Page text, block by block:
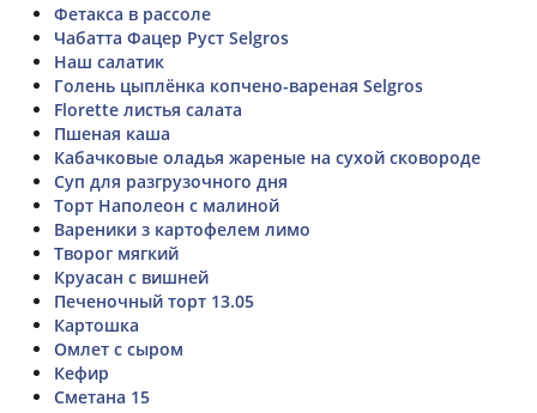
Фетакса в рассоле
Чабатта Фацер Руст Selgros
Наш салатик
Голень цыплёнка копчено-вареная Selgros
Florette листья салата
Пшеная каша
Кабачковые оладья жареные на сухой сковороде
Суп для разгрузочного дня
Торт Наполеон с малиной
Вареники з картофелем лимо
Творог мягкий
Круасан с вишней
Печеночный торт 13.05
Картошка
Омлет с сыром
Кефир
Сметана 15